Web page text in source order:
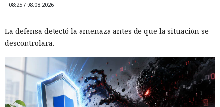
Los cazadores se convirtieron
en presa: un investigador espió
durante dos años a hackers de
Corea del Norte a través de sus
propios chats de trabajo.
08:25 / 08.08.2026
La defensa detectó la amenaza antes de que la situación se
descontrolara.